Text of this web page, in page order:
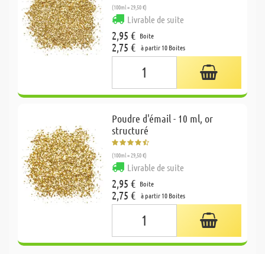
(100ml = 29,50 €)
Livrable de suite
2,95 € Boite
2,75 € à partir 10 Boites
Poudre d'émail - 10 ml, or
structuré
(100ml = 29,50 €)
Livrable de suite
2,95 € Boite
2,75 € à partir 10 Boites